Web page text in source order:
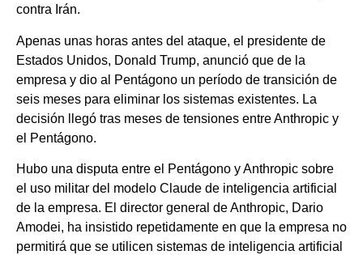
contra Irán.
Apenas unas horas antes del ataque, el presidente de
Estados Unidos, Donald Trump, anunció que de la
empresa y dio al Pentágono un período de transición de
seis meses para eliminar los sistemas existentes. La
decisión llegó tras meses de tensiones entre Anthropic y
el Pentágono.
Hubo una disputa entre el Pentágono y Anthropic sobre
el uso militar del modelo Claude de inteligencia artificial
de la empresa. El director general de Anthropic, Dario
Amodei, ha insistido repetidamente en que la empresa no
permitirá que se utilicen sistemas de inteligencia artificial